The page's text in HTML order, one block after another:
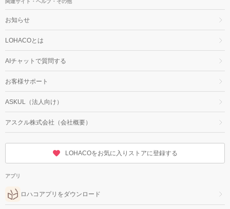
関連サイト・ヘルプ・その他
お知らせ
LOHACOとは
AIチャットで質問する
お客様サポート
ASKUL（法人向け）
アスクル株式会社（会社概要）
LOHACOをお気に入りストアに登録する
アプリ
ロハコアプリをダウンロード